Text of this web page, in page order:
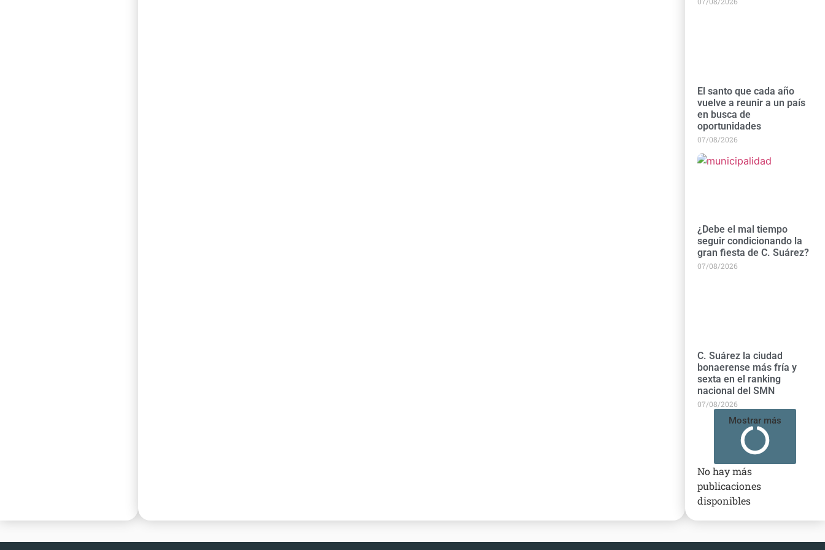
El santo que cada año
vuelve a reunir a un país
en busca de
oportunidades
07/08/2026
¿Debe el mal tiempo
seguir condicionando la
gran fiesta de C. Suárez?
07/08/2026
C. Suárez la ciudad
bonaerense más fría y
sexta en el ranking
nacional del SMN
07/08/2026
Mostrar más
No hay más
publicaciones
disponibles